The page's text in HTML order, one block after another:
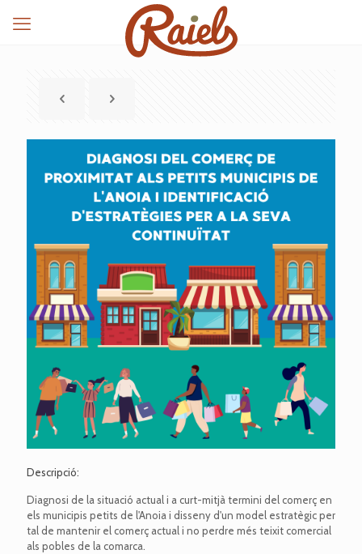
Descripció:
Diagnosi de la situació actual i a curt-mitjà termini del comerç en
els municipis petits de l'Anoia i disseny d'un model estratègic per
tal de mantenir el comerç actual i no perdre més teixit comercial
als pobles de la comarca.